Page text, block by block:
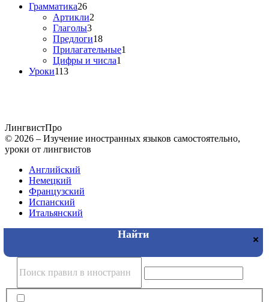
Грамматика26
Артикли2
Глаголы3
Предлоги18
Прилагательные1
Цифры и числа1
Уроки113
ЛингвистПро
© 2026 – Изучение иностранных языков самостоятельно,
уроки от лингвистов
Английский
Немецкий
Французский
Испанский
Итальянский